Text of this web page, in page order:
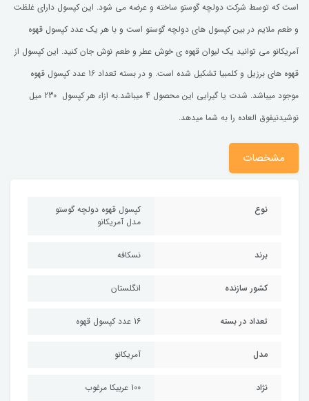
است که توسط شرکت دولچه گوستو ساخته و عرضه می شود. این کپسول دارای غلظت
و طعم ملایم در بین کپسول های دولچه گوستو است و با هر یک عدد کپسول قهوه
آمریکانو می توانید یک لیوان قهوه ی خوش عطر و طعم نوش جان کنید. این کپسول از
قهوه های برزیل و کلمبیا تشکیل شده است. و در بسته تعداد 16 عدد کپسول قهوه
موجود میباشد. شدت یا گیرایی این محصول 4 میباشد.به ازاء هر کپسول 230 میل
نوشیدنیفوق العاده را به شما میدهد.
مشخصات
نوع
کپسول قهوه دولچه گوستو
مدل آمریکانو
برند نسکافه
کشور سازنده انگلستان
تعداد در بسته 16 عدد کپسول قهوه
مدل آمریکانو
نژاد 100 عربیکا مرغوب